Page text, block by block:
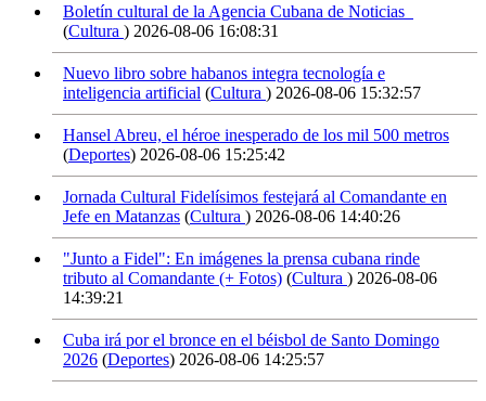
Boletín cultural de la Agencia Cubana de Noticias
(Cultura ) 2026-08-06 16:08:31
Nuevo libro sobre habanos integra tecnología e
inteligencia artificial (Cultura ) 2026-08-06 15:32:57
Hansel Abreu, el héroe inesperado de los mil 500 metros
(Deportes) 2026-08-06 15:25:42
Jornada Cultural Fidelísimos festejará al Comandante en
Jefe en Matanzas (Cultura ) 2026-08-06 14:40:26
"Junto a Fidel": En imágenes la prensa cubana rinde
tributo al Comandante (+ Fotos) (Cultura ) 2026-08-06
14:39:21
Cuba irá por el bronce en el béisbol de Santo Domingo
2026 (Deportes) 2026-08-06 14:25:57